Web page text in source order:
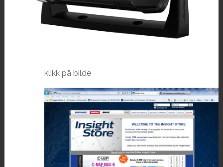
klikk på bilde